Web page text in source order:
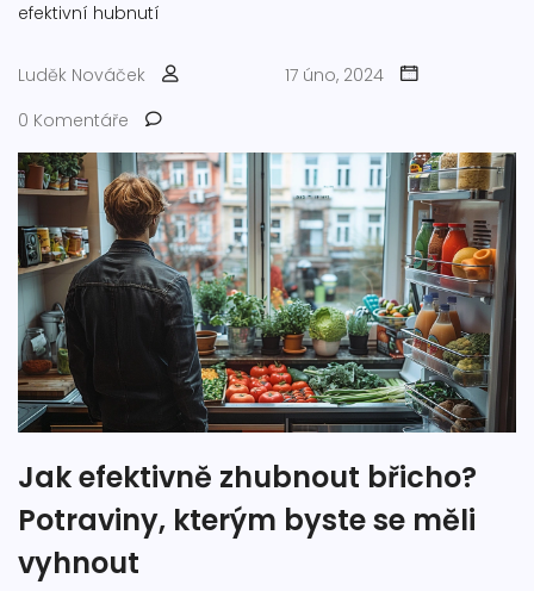
efektivní hubnutí
Luděk Nováček
17 úno, 2024
0 Komentáře
Jak efektivně zhubnout břicho?
Potraviny, kterým byste se měli
vyhnout